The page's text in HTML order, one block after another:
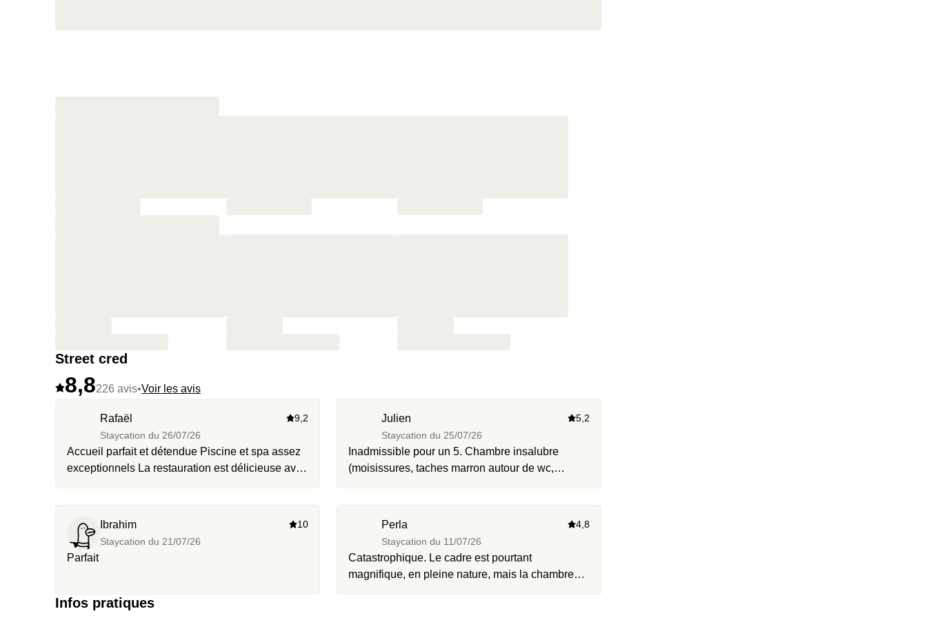
Street cred
8,8226 avis•Voir les avis
Rafaël
Staycation du 26/07/26
9,2
Accueil parfait et détendue Piscine et spa assez
exceptionnels La restauration est délicieuse avec
recommande
Julien
Staycation du 25/07/26
5,2
Inadmissible pour un 5. Chambre insalubre
(moisissures, taches marron autour de wc,
pression d’eau). Réponse réception: "C'est
Ibrahim
Staycation du 21/07/26
10
Parfait
Perla
Staycation du 11/07/26
4,8
Catastrophique. Le cadre est pourtant
magnifique, en pleine nature, mais la chambre
Infos pratiques